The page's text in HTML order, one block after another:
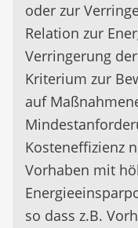
oder zur
Relation zur
Verringerung
Kriterium zur
auf
Kosteneffizienz
Vorhaben mit
so dass z.B.